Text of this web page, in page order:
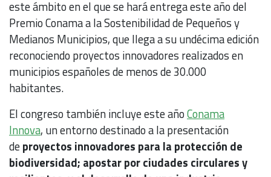
este ámbito en el que se hará entrega este año del
Premio Conama a la Sostenibilidad de Pequeños y
Medianos Municipios, que llega a su undécima edición
reconociendo proyectos innovadores realizados en
municipios españoles de menos de 30.000
habitantes.
El congreso también incluye este añoConama
Innova, un entorno destinado a la presentación
deproyectos innovadores para la protección de
biodiversidad; apostar por ciudades circulares y